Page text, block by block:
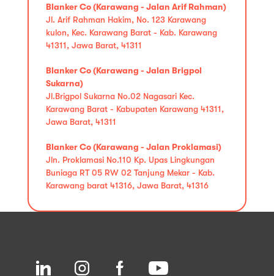
Blanker Co (Karawang - Jalan Arif Rahman)
Jl. Arif Rahman Hakim, No. 123 Karawang
kulon, Kec. Karawang Barat - Kab. Karawang
41311, Jawa Barat, 41311
Blanker Co (Karawang - Jalan Brigpol
Sukarna)
Jl.Brigpol Sukarna No.02 Nagasari Kec.
Karawang Barat - Kabupaten Karawang 41311,
Jawa Barat, 41311
Blanker Co (Karawang - Jalan Proklamasi)
Jln. Proklamasi No.110 Kp. Upas Lingkungan
Buniaga RT 05 RW 02 Tanjung Mekar - Kab.
Karawang barat 41316, Jawa Barat, 41316